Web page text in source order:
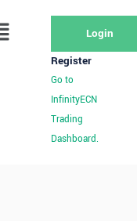
Login
Register
Go to
InfinityECN
Trading
Dashboard.